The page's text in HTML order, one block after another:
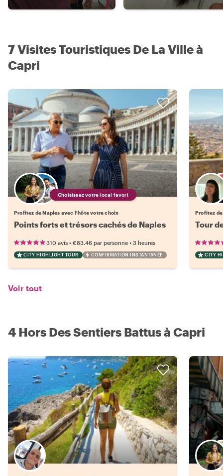
7 Visites Touristiques De La Ville à
Capri
Choisissez votre local favori
Profitez de Naples avec l'hôte votre choix
Points forts et trésors cachés de Naples
310 avis • €83.46 par personne • 3 heures
CITY HIGHLIGHT TOUR CONFIRMATION INSTANTANÉE
Profitez
Tour
CITY
Voir tout
4 Hors Des Sentiers Battus à Capri